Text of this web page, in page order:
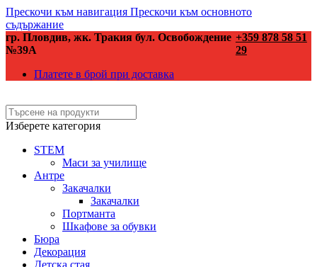
Прескочи към навигация Прескочи към основното
съдържание
гр. Пловдив, жк. Тракия бул. Освобождение
№39А
+359 878 58 51
29
Платете в брой при доставка
Изберете категория
STEM
Маси за училище
Антре
Закачалки
Закачалки
Портманта
Шкафове за обувки
Бюра
Декорация
Детска стая